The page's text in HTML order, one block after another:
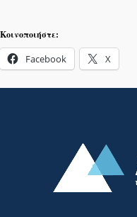
Κοινοποιήστε:
Facebook X